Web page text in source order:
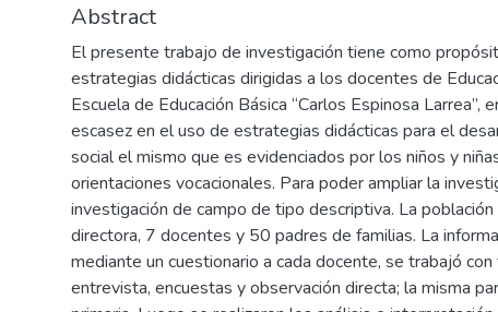
Abstract
El presente trabajo de investigación tiene como
estrategias didácticas dirigidas a los docentes de
Escuela de Educación Básica “Carlos Espinosa Larrea”,
escasez en el uso de estrategias didácticas para el
social el mismo que es evidenciados por los niños y
orientaciones vocacionales. Para poder ampliar la
investigación de campo de tipo descriptiva. La
directora, 7 docentes y 50 padres de familias. La
mediante un cuestionario a cada docente, se trabajó con
entrevista, encuestas y observación directa; la misma